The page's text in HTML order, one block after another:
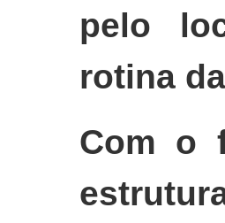
pelo
rotina
Com o